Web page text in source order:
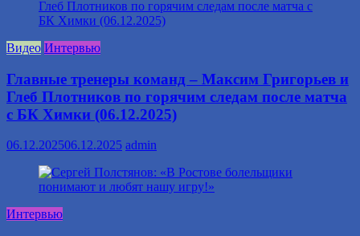
Видео Интервью
Главные тренеры команд – Максим Григорьев и
Глеб Плотников по горячим следам после матча
с БК Химки (06.12.2025)
06.12.202506.12.2025 admin
Интервью